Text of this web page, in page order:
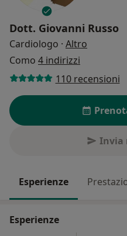
Dott. Giovanni Russo
Cardiologo · Altro
Como 4 indirizzi
110 recensioni
Invia
Esperienze
Esperienze